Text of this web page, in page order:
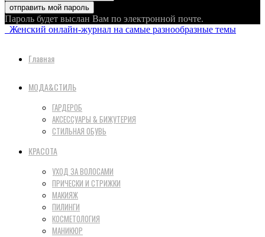
Пароль будет выслан Вам по электронной почте.
Женский онлайн-журнал на самые разнообразные темы
Главная
МОДА&СТИЛЬ
ГАРДЕРОБ
АКСЕССУАРЫ & БИЖУТЕРИЯ
СТИЛЬНАЯ ОБУВЬ
КРАСОТА
УХОД ЗА ВОЛОСАМИ
ПРИЧЕСКИ И СТРИЖКИ
МАКИЯЖ
ПИЛИНГИ
КОСМЕТОЛОГИЯ
МАНИКЮР